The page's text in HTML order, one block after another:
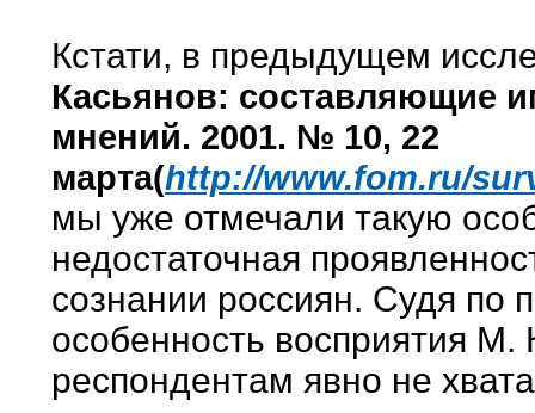
Кстати, в предыдущем
Касьянов: составляющие
мнений. 2001. № 10, 22
марта(http://www.fom.ru/
мы уже отмечали такую
недостаточная
сознании россиян. Судя
особенность восприятия М.
респондентам явно не